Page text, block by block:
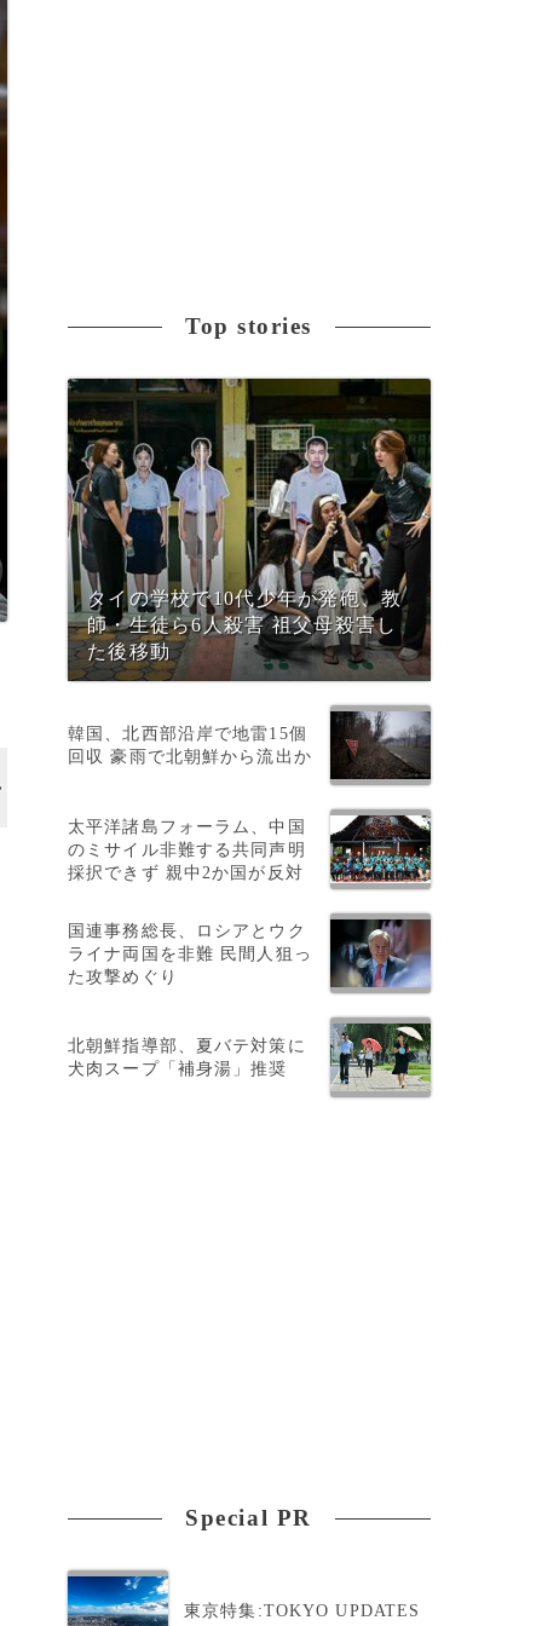
Top stories
タイの学校で10代少年が発砲、教
師・生徒ら6人殺害 祖父母殺害し
た後移動
韓国、北西部沿岸で地雷15個
回収 豪雨で北朝鮮から流出か
太平洋諸島フォーラム、中国
のミサイル非難する共同声明
採択できず 親中2か国が反対
国連事務総長、ロシアとウク
ライナ両国を非難 民間人狙っ
た攻撃めぐり
北朝鮮指導部、夏バテ対策に
犬肉スープ「補身湯」推奨
Special PR
東京特集:TOKYO UPDATES